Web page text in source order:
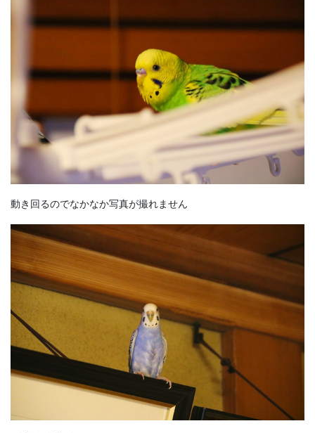
動き回るのでなかなか写真が撮れません